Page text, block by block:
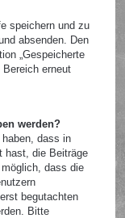
speichern und zu
absenden. Den
„Gespeicherte
Bereich erneut
werden?
dass in
hast, die Beiträge
dass die
begutachten
Bitte